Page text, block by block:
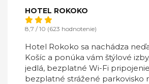
HOTEL ROKOKO
8,7 / 10 (623 hodnotenie)
Hotel Rokoko sa nachádza
Košíc a ponúka vám štýlové
jedlá, bezplatné Wi-Fi
bezplatné strážené parkovisko